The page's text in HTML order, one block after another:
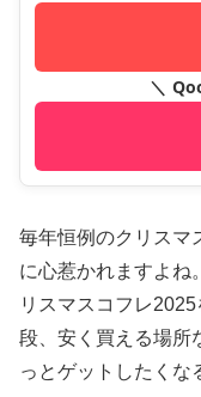
＼
毎年恒例のクリスマ
に心惹かれますよね
リスマスコフレ
段、安く買える場所
っとゲットしたくな